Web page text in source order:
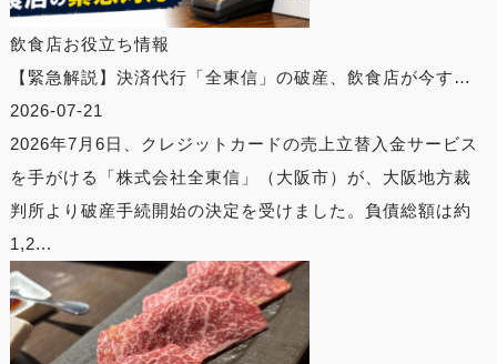
飲食店お役立ち情報
【緊急解説】決済代行「全東信」の破産、飲食店が今す…
2026-07-21
2026年7月6日、クレジットカードの売上立替入金サービス
を手がける「株式会社全東信」（大阪市）が、大阪地方裁
判所より破産手続開始の決定を受けました。負債総額は約
1,2...